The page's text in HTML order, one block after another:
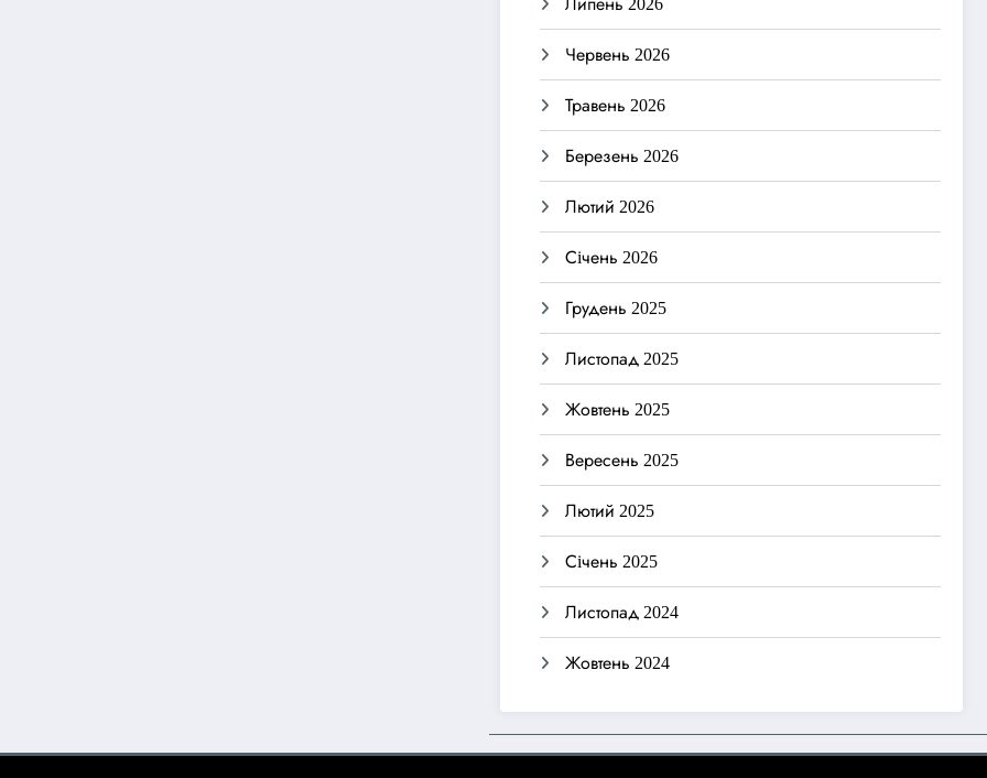
Липень 2026
Червень 2026
Травень 2026
Березень 2026
Лютий 2026
Січень 2026
Грудень 2025
Листопад 2025
Жовтень 2025
Вересень 2025
Лютий 2025
Січень 2025
Листопад 2024
Жовтень 2024